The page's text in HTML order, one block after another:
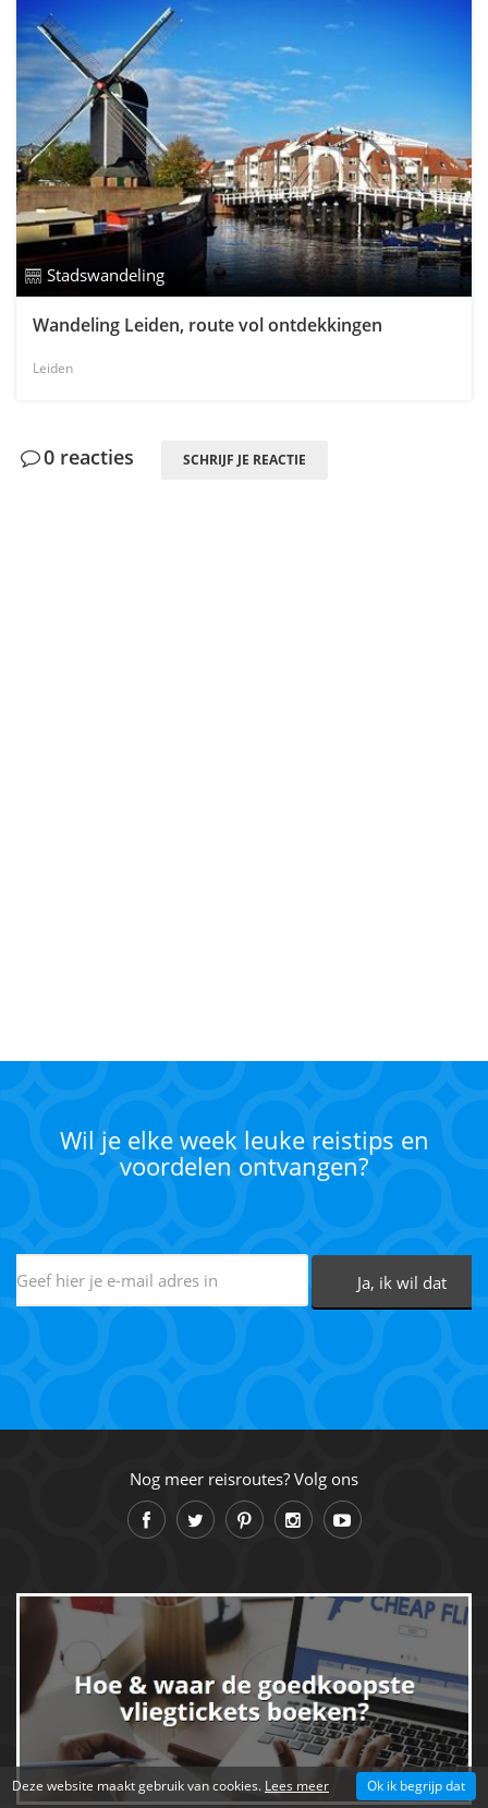
Stadswandeling
Wandeling Leiden, route vol ontdekkingen
Leiden
0 reacties SCHRIJF JE REACTIE
Wil je elke week leuke reistips en
voordelen ontvangen?
Nog meer reisroutes? Volg ons
Deze website maakt gebruik van cookies. Lees meer Ok ik begrijp dat